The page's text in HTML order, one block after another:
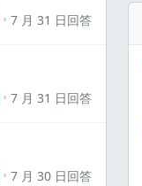
7 月 31 日回答
7 月 31 日回答
7 月 30 日回答